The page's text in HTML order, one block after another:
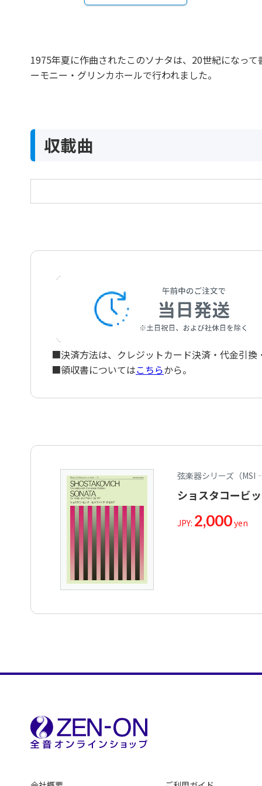
1975年夏に作曲されたこのソナタは、20世紀になっ
ーモニー・グリンカホールで行われました。
収載曲
■決済方法は、クレジットカード決済・代金引
■領収書についてはこちらから。
弦楽器シリーズ（
ショスタコービ
JPY: 2,000yen